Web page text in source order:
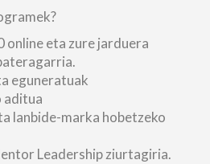
online eta zure jarduera
eguneratuak
aditua
lanbide-marka hobetzeko
Leadership ziurtagiria.